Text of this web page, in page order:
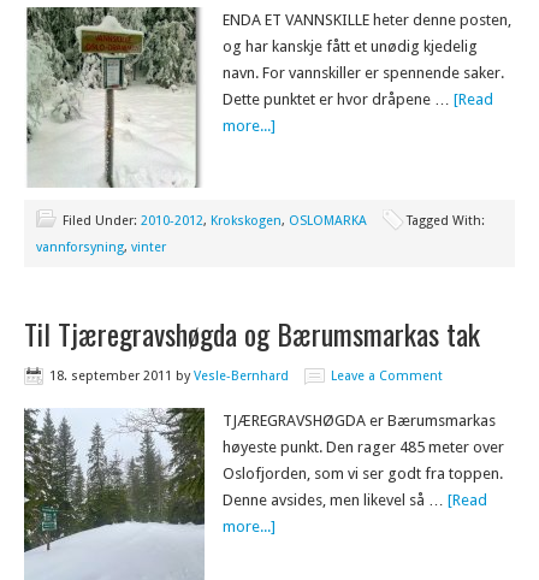
ENDA ET VANNSKILLE heter denne posten,
og har kanskje fått et unødig kjedelig
navn. For vannskiller er spennende saker.
Dette punktet er hvor dråpene … [Read
more...]
Filed Under: 2010-2012, Krokskogen, OSLOMARKA
Tagged With:
vannforsyning, vinter
Til Tjæregravshøgda og Bærumsmarkas tak
18. september 2011 byVesle-Bernhard Leave a Comment
TJÆREGRAVSHØGDA er Bærumsmarkas
høyeste punkt. Den rager 485 meter over
Oslofjorden, som vi ser godt fra toppen.
Denne avsides, men likevel så … [Read
more...]